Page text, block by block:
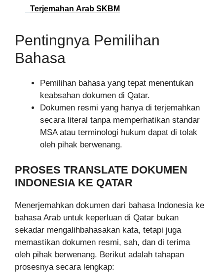
Terjemahan Arab SKBM
Pentingnya Pemilihan
Bahasa
Pemilihan bahasa yang tepat menentukan
keabsahan dokumen di Qatar.
Dokumen resmi yang hanya di terjemahkan
secara literal tanpa memperhatikan standar
MSA atau terminologi hukum dapat di tolak
oleh pihak berwenang.
PROSES TRANSLATE DOKUMEN
INDONESIA KE QATAR
Menerjemahkan dokumen dari bahasa Indonesia ke
bahasa Arab untuk keperluan di Qatar bukan
sekadar mengalihbahasakan kata, tetapi juga
memastikan dokumen resmi, sah, dan di terima
oleh pihak berwenang. Berikut adalah tahapan
prosesnya secara lengkap: